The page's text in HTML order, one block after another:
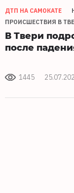
ДТП НА САМОКАТЕ
ПРОИСШЕСТВИЯ В
В Твери
после
1445